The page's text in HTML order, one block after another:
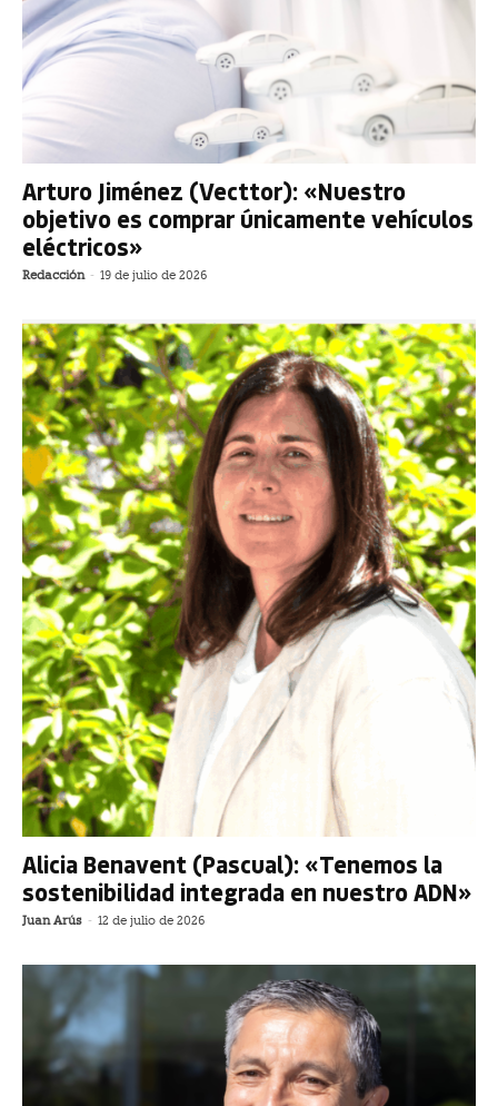
Arturo Jiménez (Vecttor): «Nuestro
objetivo es comprar únicamente vehículos
eléctricos»
Redacción - 19 de julio de 2026
Alicia Benavent (Pascual): «Tenemos la
sostenibilidad integrada en nuestro ADN»
Juan Arús - 12 de julio de 2026